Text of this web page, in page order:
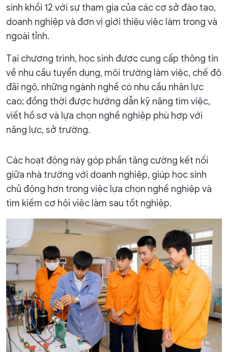
sinh khối 12 với sự tham gia của các cơ sở đào tạo,
doanh nghiệp và đơn vị giới thiệu việc làm trong và
ngoài tỉnh.
Tại chương trình, học sinh được cung cấp thông tin
về nhu cầu tuyển dụng, môi trường làm việc, chế độ
đãi ngộ, những ngành nghề có nhu cầu nhân lực
cao; đồng thời được hướng dẫn kỹ năng tìm việc,
viết hồ sơ và lựa chọn nghề nghiệp phù hợp với
năng lực, sở trường.
Các hoạt động này góp phần tăng cường kết nối
giữa nhà trường với doanh nghiệp, giúp học sinh
chủ động hơn trong việc lựa chọn nghề nghiệp và
tìm kiếm cơ hội việc làm sau tốt nghiệp.